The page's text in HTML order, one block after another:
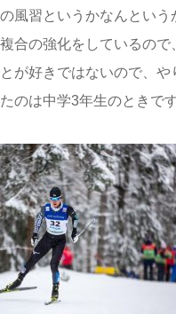
風習というかなんとい
合の強化をしているの
が好きではないので、
のは中学3年生のときです